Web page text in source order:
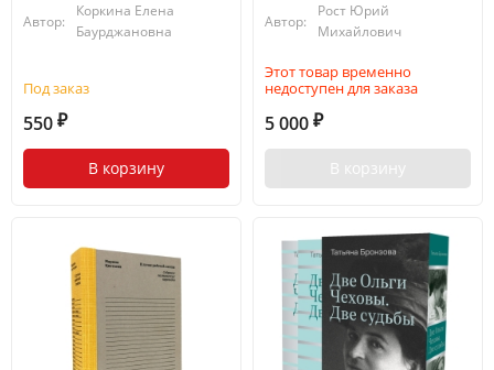
Автор:
Коркина Елена
Баурджановна
Под заказ
550 ₽
В корзину
Автор:
Рост Юрий
Михайлович
Этот товар временно
недоступен для заказа
5 000 ₽
В корзину